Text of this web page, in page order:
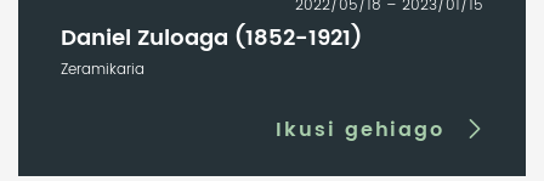
2022/05/18 – 2023/01/15
Daniel Zuloaga (1852-1921)
Zeramikaria
Ikusi gehiago